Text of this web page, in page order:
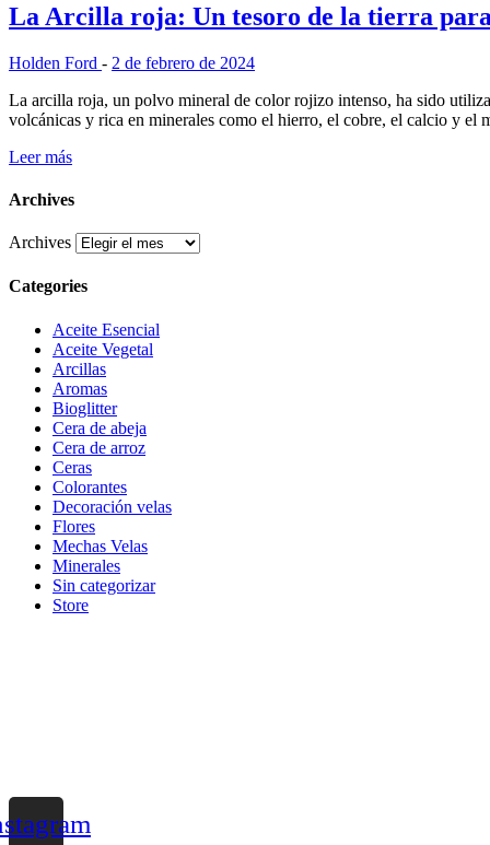
La Arcilla roja: Un tesoro de la tierra
Holden Ford - 2 de febrero de 2024
La arcilla roja, un polvo mineral de color rojizo intenso, ha sido
volcánicas y rica en minerales como el hierro, el cobre, el calcio y el
Leer más
Archives
Archives
Categories
Aceite Esencial
Aceite Vegetal
Arcillas
Aromas
Bioglitter
Cera de abeja
Cera de arroz
Ceras
Colorantes
Decoración velas
Flores
Mechas Velas
Minerales
Sin categorizar
Store